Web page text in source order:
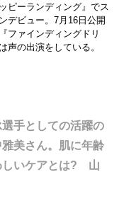
ピーランディング』でス
デビュー。7月16日公開
ファインディングドリ
声の出演をしている。
手としての活躍の
美さん。肌に年齢
しいケアとは? 山